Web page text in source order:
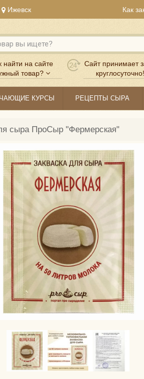
Ижевск Как
найти на сайте
товар?
Сайт принимает
круглосуточно!
КУРСЫ РЕЦЕПТЫ СЫРА
сыра ПроСыр "Фермерская"